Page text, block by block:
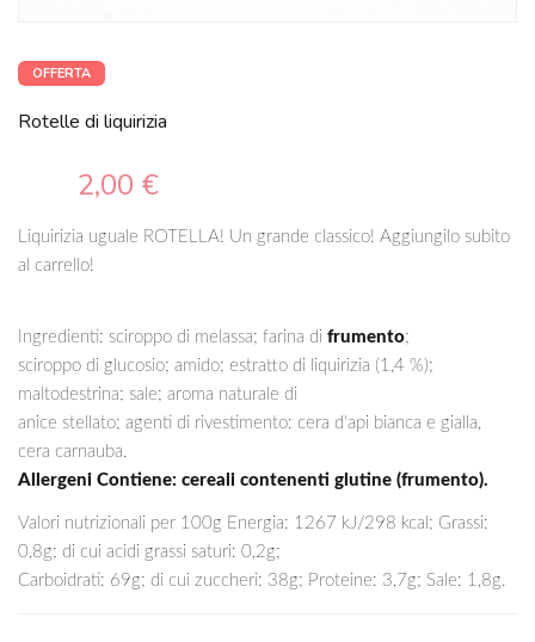
OFFERTA
Rotelle di liquirizia
2,00 €
Liquirizia uguale ROTELLA! Un grande classico! Aggiungilo subito
al carrello!
Ingredienti: sciroppo di melassa; farina di frumento;
sciroppo di glucosio; amido; estratto di liquirizia (1,4 %);
maltodestrina; sale; aroma naturale di
anice stellato; agenti di rivestimento: cera d'api bianca e gialla,
cera carnauba.
Allergeni Contiene: cereali contenenti glutine (frumento).
Valori nutrizionali per 100g Energia: 1267 kJ/298 kcal; Grassi:
0,8g; di cui acidi grassi saturi: 0,2g;
Carboidrati: 69g; di cui zuccheri: 38g; Proteine: 3,7g; Sale: 1,8g.